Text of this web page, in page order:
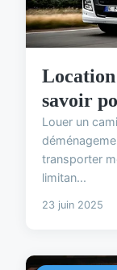
savoir
Louer un
transporter
limitan...
23 juin 2025